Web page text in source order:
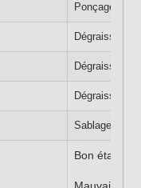
Ponçage
Dégraissage,
Dégraissage,
Dégraissage,
Sablage
Bon état :